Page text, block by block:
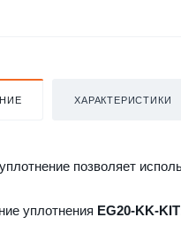
ХАРАКТЕРИСТИКИ
позволяет
уплотнения EG20-KK-KIT